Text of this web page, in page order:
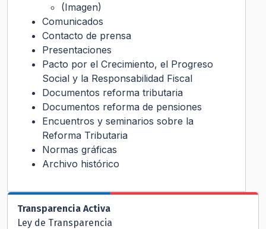
(Imagen)
Comunicados
Contacto de prensa
Presentaciones
Pacto por el Crecimiento, el Progreso
Social y la Responsabilidad Fiscal
Documentos reforma tributaria
Documentos reforma de pensiones
Encuentros y seminarios sobre la
Reforma Tributaria
Normas gráficas
Archivo histórico
Transparencia Activa
Ley de Transparencia